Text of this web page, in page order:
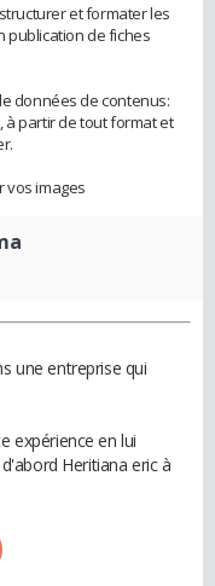
et formater les
publication de fiches
données de contenus:
partir de tout format et
vos images
une entreprise qui
expérience en lui
Heritiana eric à